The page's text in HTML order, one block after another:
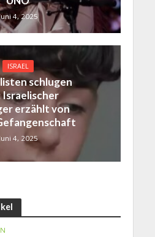
4, 2025
ISRAEL
schlugen
Israelischer
erzählt von
Juni 4, 2025